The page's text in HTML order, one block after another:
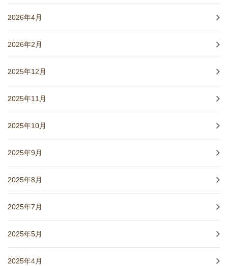
2026年4月
2026年2月
2025年12月
2025年11月
2025年10月
2025年9月
2025年8月
2025年7月
2025年5月
2025年4月